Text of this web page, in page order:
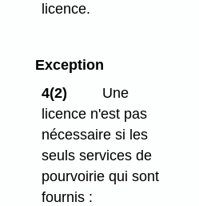
licence.
Exception
4(2)
Une
licence n'est pas
nécessaire si les
seuls services de
pourvoirie qui sont
fournis :